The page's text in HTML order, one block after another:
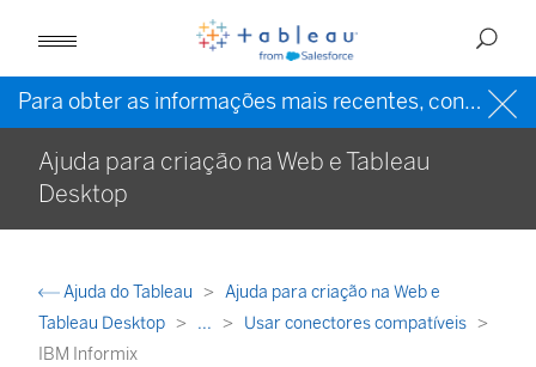
Para obter as informações mais recentes, consulte a
Ajuda para criação na Web e Tableau
Desktop
Ajuda do Tableau
Ajuda para criação na Web e
Tableau Desktop
...
Usar conectores compatíveis
IBM Informix